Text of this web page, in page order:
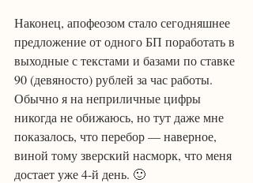
Наконец, апофеозом стало сегодняшнее
предложение от одного БП поработать в
выходные с текстами и базами по ставке
90 (девяносто) рублей за час работы.
Обычно я на неприличные цифры
никогда не обижаюсь, но тут даже мне
показалось, что перебор — наверное,
виной тому зверский насморк, что меня
достает уже 4-й день. 🙂